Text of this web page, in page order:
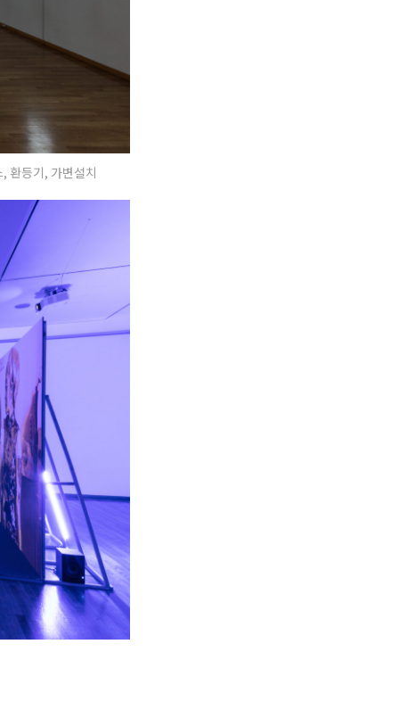
환등기, 가변설치